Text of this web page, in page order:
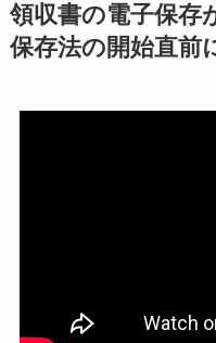
領収書の電子保存
保存法の開始直前